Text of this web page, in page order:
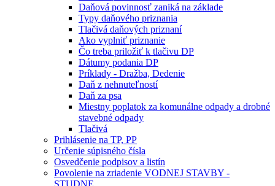
Daňová povinnosť zaniká na základe
Typy daňového priznania
Tlačivá daňových priznaní
Ako vyplniť priznanie
Čo treba priložiť k tlačivu DP
Dátumy podania DP
Príklady - Dražba, Dedenie
Daň z nehnuteľností
Daň za psa
Miestny poplatok za komunálne odpady a drobné
stavebné odpady
Tlačivá
Prihlásenie na TP, PP
Určenie súpisného čísla
Osvedčenie podpisov a listín
Povolenie na zriadenie VODNEJ STAVBY -
STUDNE